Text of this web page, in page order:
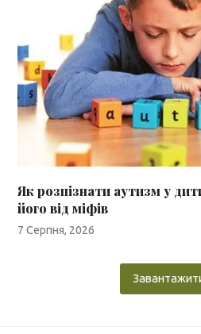
Як розпізнати аутизм у
його від міфів
7 Серпня, 2026